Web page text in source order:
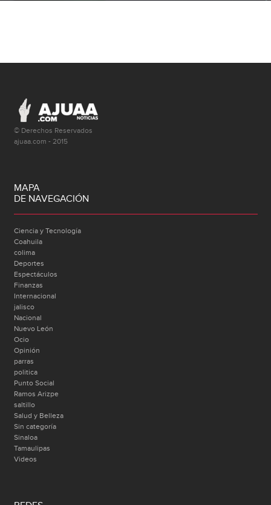
© Derechos Reservados
ajuaa.com - 2015
MAPA
DE NAVEGACIÓN
Ciencia y Tecnología
Coahuila
colima
Deportes
Espectáculos
Finanzas
Internacional
jalisco
Nacional
Nuevo León
Ocio
Opinión
parras
politica
Punto Social
Ramos Arizpe
saltillo
Salud y Belleza
Sin categoría
Sinaloa
Tamaulipas
Videos